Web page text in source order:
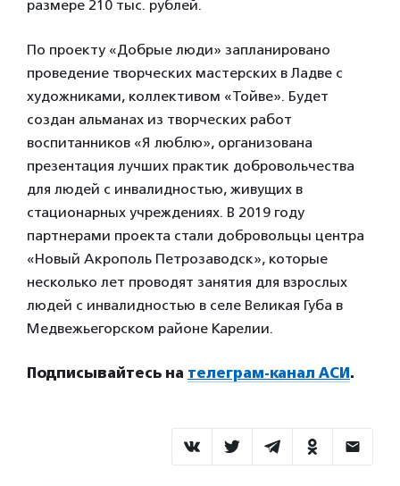
размере 210 тыс. рублей.
По проекту «Добрые люди» запланировано
проведение творческих мастерских в Ладве с
художниками, коллективом «Тойве». Будет
создан альманах из творческих работ
воспитанников «Я люблю», организована
презентация лучших практик добровольчества
для людей с инвалидностью, живущих в
стационарных учреждениях. В 2019 году
партнерами проекта стали добровольцы центра
«Новый Акрополь Петрозаводск», которые
несколько лет проводят занятия для взрослых
людей с инвалидностью в селе Великая Губа в
Медвежьегорском районе Карелии.
Подписывайтесь на телеграм-канал АСИ.